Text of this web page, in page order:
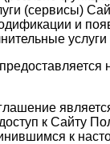
(сервисы)
и
услуги
к Сайту
к